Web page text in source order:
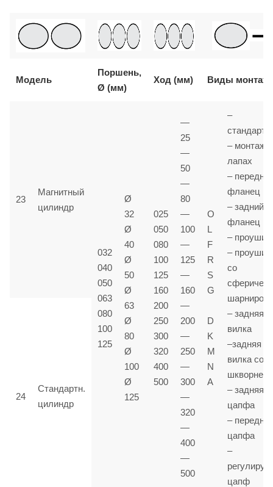
Модель
Поршень,
Ø (мм)
Ход (мм) Виды
23
Магнитный
цилиндр
032
040
050
063
080
100
125
Ø
32
Ø
40
Ø
50
Ø
63
Ø
80
Ø
100
Ø
125
025
050
080
100
125
160
200
250
300
320
400
500
—
25
—
50
—
80
—
100
—
125
—
160
—
200
—
250
—
300
—
320
—
400
—
500
O
L
F
R
S
G
D
K
M
N
A
–
– монтаж
лапах
–
фланец
– задний
фланец
–
–
со
шарниром
– задняя
вилка
–задняя
вилка со
шкворнем
– задняя
цапфа
–
цапфа
–
цапф
24
Стандартн.
цилиндр